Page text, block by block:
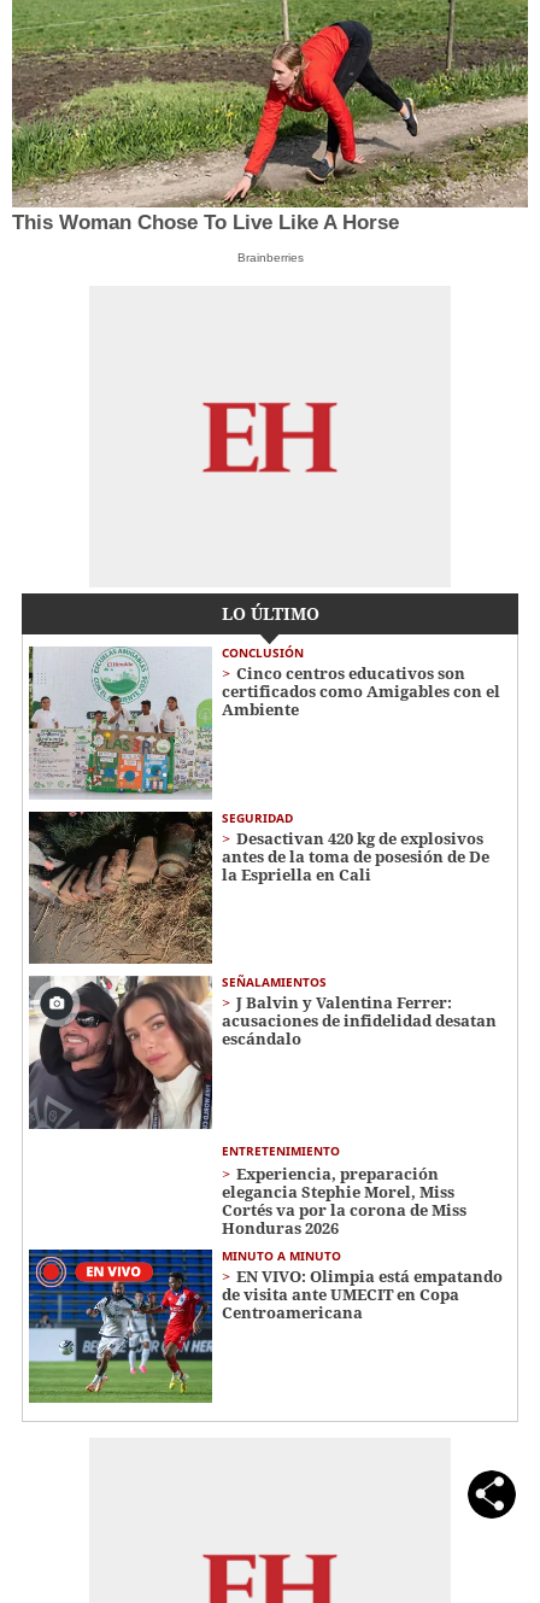
This Woman Chose To Live Like A Horse
Brainberries
LO ÚLTIMO
CONCLUSIÓN
Cinco centros educativos son
certificados como Amigables con el
Ambiente
SEGURIDAD
Desactivan 420 kg de explosivos
antes de la toma de posesión de De
la Espriella en Cali
SEÑALAMIENTOS
J Balvin y Valentina Ferrer:
acusaciones de infidelidad desatan
escándalo
ENTRETENIMIENTO
Experiencia, preparación
elegancia Stephie Morel, Miss
Cortés va por la corona de Miss
Honduras 2026
MINUTO A MINUTO
EN VIVO: Olimpia está empatando
de visita ante UMECIT en Copa
Centroamericana